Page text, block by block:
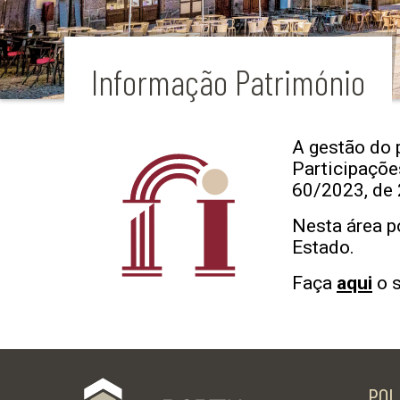
Informação Património
A gestão do
60/2023, de
Nesta área
Estado.
Faça aqui o